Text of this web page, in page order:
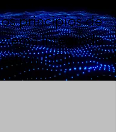
principios de
Integrado
(SGI)